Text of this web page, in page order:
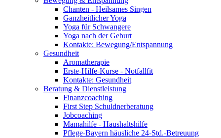
Chanten - Heilsames Singen
Ganzheitlicher Yoga
Yoga für Schwangere
Yoga nach der Geburt
Kontakte: Bewegung/Entspannung
Gesundheit
Aromatherapie
Erste-Hilfe-Kurse - Notfallfit
Kontakte: Gesundheit
Beratung & Dienstleistung
Finanzcoaching
First Step Schuldnerberatung
Jobcoaching
Mamahilfe - Haushaltshilfe
Pflege-Bayern häusliche 24-Std.-Betreuung